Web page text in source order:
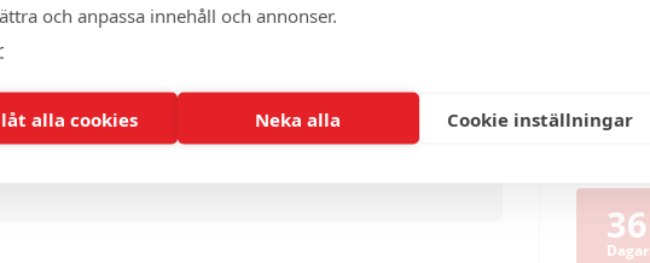
och anpassa innehåll och annonser.
alla cookies Neka alla Cookie inställningar
36
Dagar